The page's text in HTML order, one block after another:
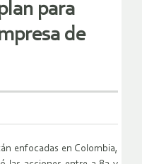
para
de
enfocadas en Colombia,